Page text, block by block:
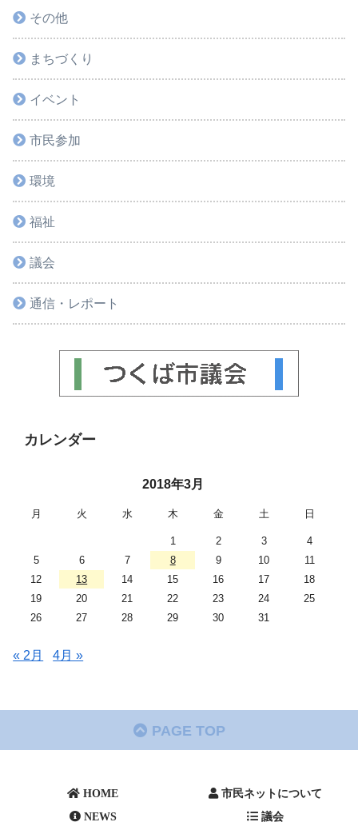
その他
まちづくり
イベント
市民参加
環境
福祉
議会
通信・レポート
カレンダー
2018年3月
月 火 水 木 金 土 日
1 2 3
4
5
6 7 8 9 10
11
12
13 14 15 16 17
18
19
20 21 22 23 24
25
26
27 28 29 30 31
« 2月 4月 »
PAGE TOP
HOME 市民ネットについて
NEWS 議会